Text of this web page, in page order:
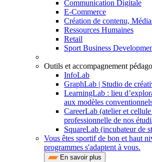
Communication Digitale
E-Commerce
Création de contenu,
Ressources Humaines
Retail
Sport Business
Outils et accompagnement
InfoLab
GraphLab | Studio de
LearningLab : lieu
aux modèles
CareerLab (atelier et
professionnelle de nos
SquareLab (incubateur de
Vous êtes sportif de bon et haut
programmes s'adaptent à vous.
En savoir plus